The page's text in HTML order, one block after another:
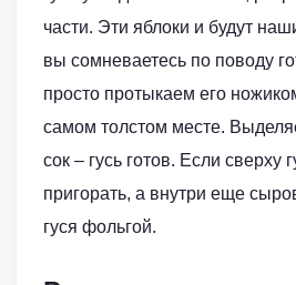
части. Эти яблоки и будут
вы сомневаетесь по поводу
просто протыкаем его
самом толстом месте.
сок – гусь готов. Если сверху
пригорать, а внутри еще
гуся фольгой.